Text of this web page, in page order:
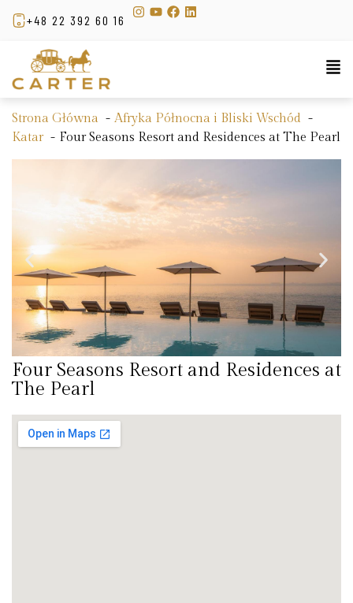
+48 22 392 60 16
Strona Główna
Afryka Północna i Bliski Wschód
Katar
Four Seasons Resort and Residences at The Pearl
Four Seasons Resort and Residences at
The Pearl